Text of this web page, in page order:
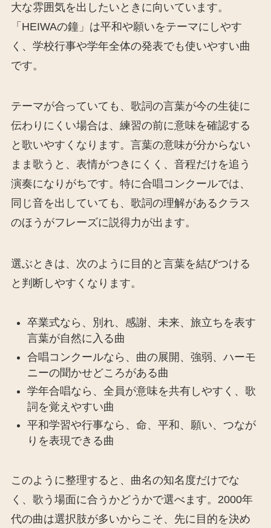
大な雰囲気を出したいときに向いています。
「HEIWAの鐘」は平和や願いをテーマにしやす
く、学校行事や学年全体の発表でも使いやすい曲
です。
テーマが合っていても、歌詞の言葉が今の生徒に
伝わりにくい場合は、練習の前に意味を確認する
と歌いやすくなります。言葉の意味が分からない
まま歌うと、表情がつきにくく、音程だけを追う
演奏になりがちです。特に合唱コンクールでは、
同じ音を出していても、歌詞の理解があるクラス
のほうがフレーズに説得力が出ます。
選ぶときは、次のように目的と言葉を結びつける
と判断しやすくなります。
卒業式なら、別れ、感謝、未来、旅立ちを表す
言葉が自然に入る曲
合唱コンクールなら、曲の展開、強弱、ハーモ
ニーの聞かせどころがある曲
学年合唱なら、全員が意味を共有しやすく、歌
詞を覚えやすい曲
平和学習や行事なら、命、平和、願い、つなが
りを表現できる曲
このように整理すると、曲名の知名度だけでな
く、歌う場面に合うかどうかで選べます。2000年
代の曲は選択肢が多いからこそ、先に目的を決め